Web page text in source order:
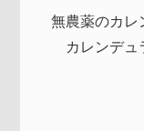
無農薬のカレ
カレンデュ